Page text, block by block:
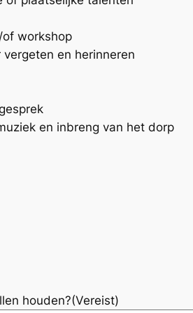
workshop
en herinneren
en inbreng van het dorp
houden?(Vereist)